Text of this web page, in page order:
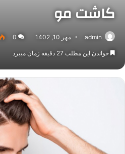
کاشت مو
admin مهر 10, 1402 0
خواندن این مطلب 27 دقیقه زمان میبرد